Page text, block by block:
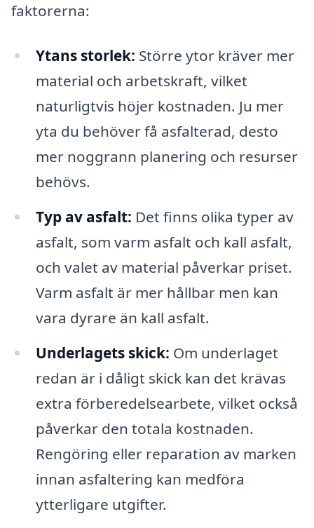
faktorerna:
Ytans storlek: Större ytor kräver mer
material och arbetskraft, vilket
naturligtvis höjer kostnaden. Ju mer
yta du behöver få asfalterad, desto
mer noggrann planering och resurser
behövs.
Typ av asfalt: Det finns olika typer av
asfalt, som varm asfalt och kall asfalt,
och valet av material påverkar priset.
Varm asfalt är mer hållbar men kan
vara dyrare än kall asfalt.
Underlagets skick: Om underlaget
redan är i dåligt skick kan det krävas
extra förberedelsearbete, vilket också
påverkar den totala kostnaden.
Rengöring eller reparation av marken
innan asfaltering kan medföra
ytterligare utgifter.